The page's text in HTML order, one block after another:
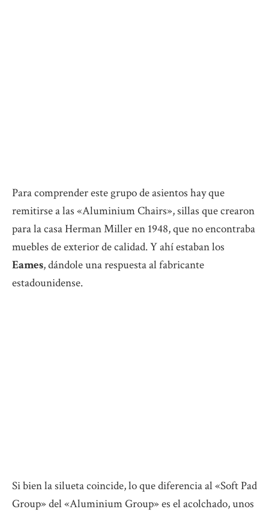
Para comprender este grupo de asientos hay que
remitirse a las «Aluminium Chairs», sillas que crearon
para la casa Herman Miller en 1948, que no encontraba
muebles de exterior de calidad. Y ahí estaban los
Eames, dándole una respuesta al fabricante
estadounidense.
Si bien la silueta coincide, lo que diferencia al «Soft Pad
Group» del «Aluminium Group» es el acolchado, unos